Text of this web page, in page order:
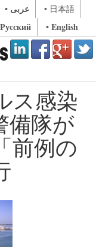
• عربى • 日本語
• English
ス感染
備隊が
前例の